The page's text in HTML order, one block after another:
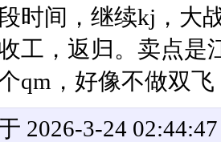
时间，继续kj，大
工，返归。卖点是
qm，好像不做双飞
2026-3-24 02:44:47